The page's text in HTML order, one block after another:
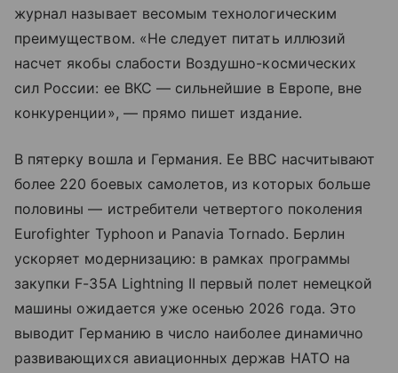
журнал называет весомым технологическим
преимуществом. «Не следует питать иллюзий
насчет якобы слабости Воздушно-космических
сил России: ее ВКС — сильнейшие в Европе, вне
конкуренции», — прямо пишет издание.
В пятерку вошла и Германия. Ее ВВС насчитывают
более 220 боевых самолетов, из которых больше
половины — истребители четвертого поколения
Eurofighter Typhoon и Panavia Tornado. Берлин
ускоряет модернизацию: в рамках программы
закупки F-35A Lightning II первый полет немецкой
машины ожидается уже осенью 2026 года. Это
выводит Германию в число наиболее динамично
развивающихся авиационных держав НАТО на